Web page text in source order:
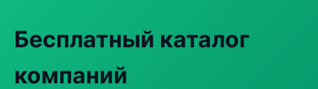
Бесплатный каталог
компаний